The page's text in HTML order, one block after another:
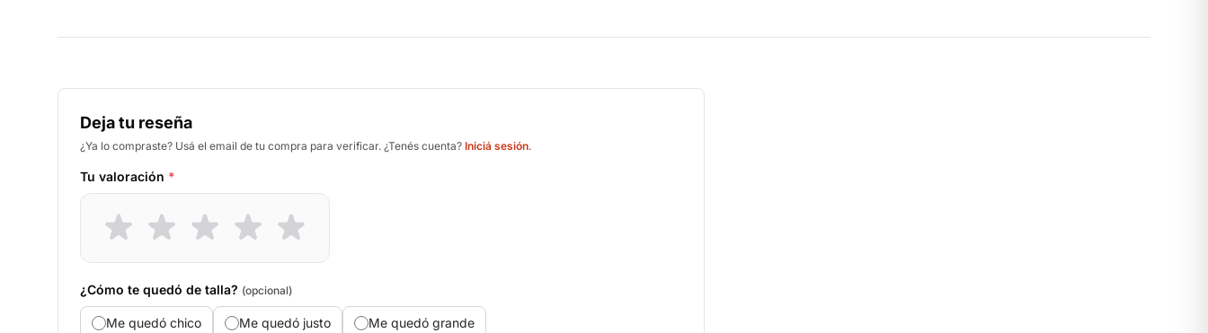
Deja tu reseña
¿Ya lo compraste? Usá el email de tu compra para verificar. ¿Tenés cuenta? Iniciá sesión.
Tu valoración *
¿Cómo te quedó de talla? (opcional)
Me quedó chico Me quedó justo Me quedó grande